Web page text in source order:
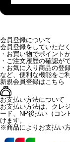
会員登録について
会員登録をしていただく
・お買い物でポイント
・ご注文履歴の確認が
・お気に入り商品の登
など、便利な機能をご
新規会員登録はこちら
お支払い方法について
お支払い方法は、クレ
ード、NP後払い（コ
けます。
※商品によりお支払い